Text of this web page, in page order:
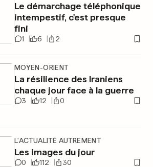
Le démarchage téléphonique
intempestif, c'est presque
fini
1 6 2
MOYEN-ORIENT
La résilience des Iraniens
chaque jour face à la guerre
3 12 0
L'ACTUALITÉ AUTREMENT
Les images du jour
0 112 30